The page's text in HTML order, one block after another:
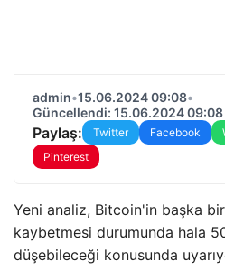
admin•15.06.2024 09:08•
Güncellendi: 15.06.2024 09:08
Paylaş: Twitter Facebook
Pinterest
Yeni analiz, Bitcoin'in başka
kaybetmesi durumunda hala
düşebileceği konusunda